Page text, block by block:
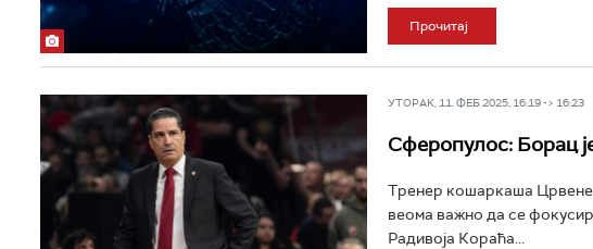
Прочитај
УТОРАК, 11. ФЕБ 2025, 16:19 -> 16:23
Сферопулос: Борац
Тренер кошаркаша Црвене
веома важно да се
Радивоја Кораћа...